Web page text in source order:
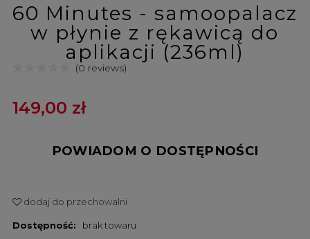
60 Minutes - samoopalacz
w płynie z rękawicą do
aplikacji (236ml)
(0 reviews)
149,00 zł
POWIADOM O DOSTĘPNOŚCI
dodaj do przechowalni
Dostępność: brak towaru